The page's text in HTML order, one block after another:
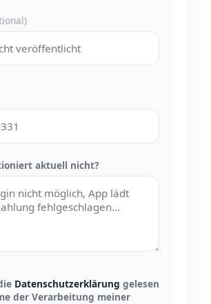
aktuell nicht?
Datenschutzerklärung gelesen
der Verarbeitung meiner